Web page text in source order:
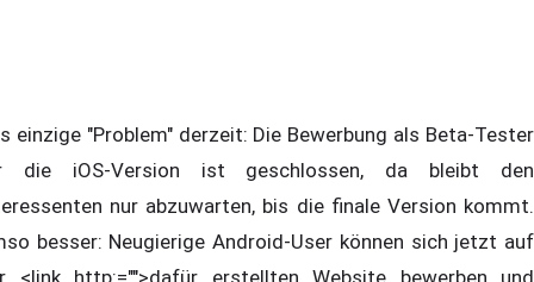
einzige "Problem" derzeit: Die Bewerbung als Beta-Tester
die iOS-Version ist geschlossen, da bleibt den
nur abzuwarten, bis die finale Version kommt.
besser: Neugierige Android-User können sich jetzt auf
<link http:="">dafür erstellten Website bewerben und